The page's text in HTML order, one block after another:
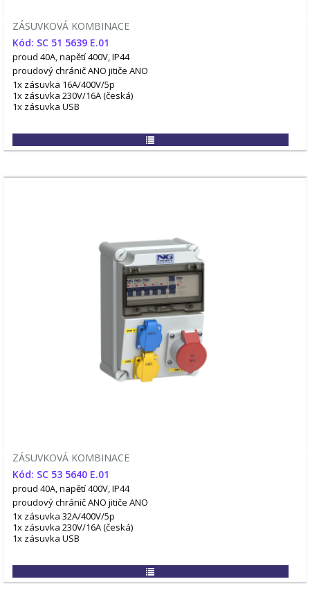
ZÁSUVKOVÁ KOMBINACE
Kód: SC 51 5639 E.01
proud 40A, napětí 400V, IP44
proudový chránič ANO jitiče ANO
1x zásuvka 16A/400V/5p
1x zásuvka 230V/16A (česká)
1x zásuvka USB
ZÁSUVKOVÁ KOMBINACE
Kód: SC 53 5640 E.01
proud 40A, napětí 400V, IP44
proudový chránič ANO jitiče ANO
1x zásuvka 32A/400V/5p
1x zásuvka 230V/16A (česká)
1x zásuvka USB